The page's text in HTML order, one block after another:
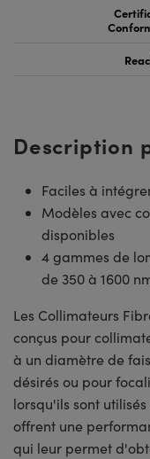
Description
Faciles à
Modèles avec
disponibles
4 gammes de
de 350 à 1600
Les Collimateurs
conçus pour
à un diamètre de
désirés ou pour
lorsqu'ils sont
offrent une
qui leur permet